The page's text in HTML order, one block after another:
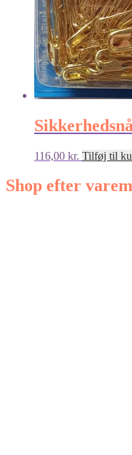
116,00 kr. Tilføj til
Shop efter